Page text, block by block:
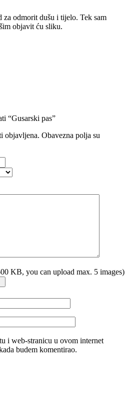
za odmorit dušu i tijelo. Tek sam
objavit ću sliku.
“Gusarski pas”
objavljena. Obavezna polja su
KB, you can upload max. 5 images)
i web-stranicu u ovom internet
budem komentirao.